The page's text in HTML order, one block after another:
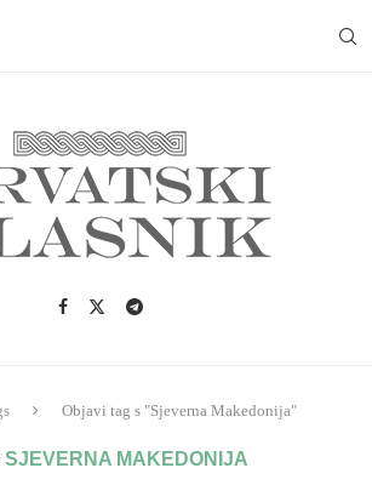
Objavi tag s "Sjeverna Makedonija"
SJEVERNA MAKEDONIJA